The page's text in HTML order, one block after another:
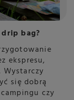
bag?
ekspresu,
się dobrą
czy